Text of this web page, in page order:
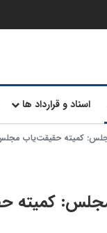
اسناد و قرارداد ها
کمیته حقیقت‌یاب
کمیته